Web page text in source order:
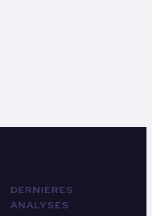
DERNIÈRES
ANALYSES